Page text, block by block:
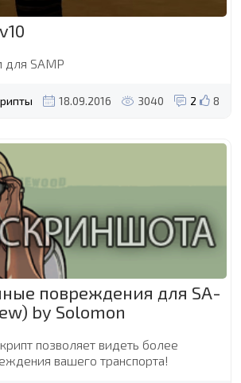
для SAMP
8
18.09.2016 3040 2
повреждения для SA-
by Solomon
позволяет видеть более
вашего транспорта!